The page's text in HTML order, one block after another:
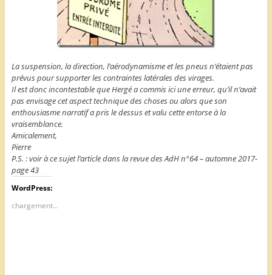
La suspension, la direction, l’aérodynamisme et les pneus n’étaient pas
prévus pour supporter les contraintes latérales des virages.
Il est donc incontestable que Hergé a commis ici une erreur, qu’il n’avait
pas envisage cet aspect technique des choses ou alors que son
enthousiasme narratif a pris le dessus et valu cette entorse à la
vraisemblance.
Amicalement,
Pierre
P.S. : voir à ce sujet l’article dans la revue des AdH n°64 – automne 2017-
page 43
WordPress:
chargement…